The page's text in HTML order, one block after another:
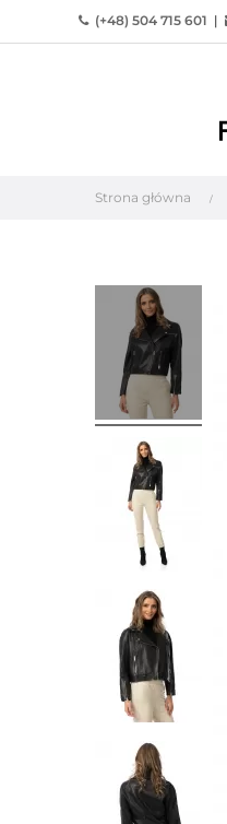
(+48) 504 715 601 |
Strona główna